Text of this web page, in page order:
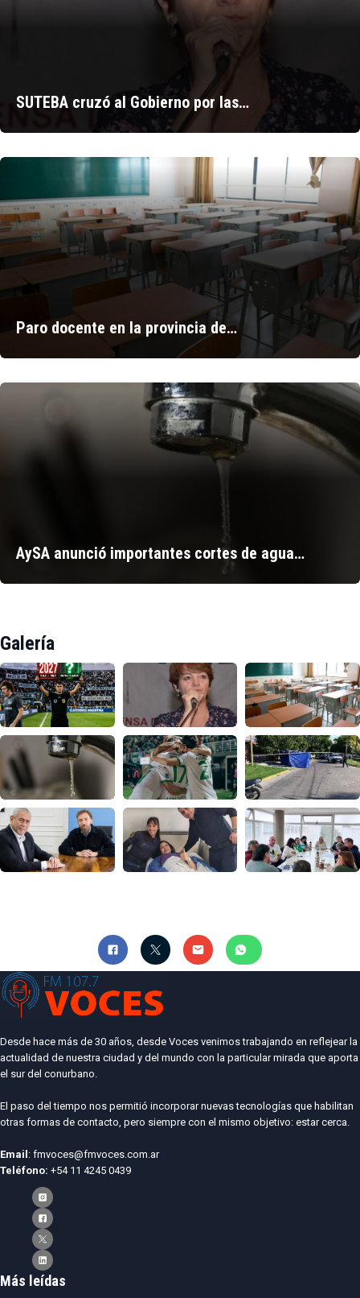
SUTEBA cruzó al Gobierno por las…
Paro docente en la provincia de…
AySA anunció importantes cortes de agua…
Galería
Desde hace más de 30 años, desde Voces venimos trabajando en reflejear la
actualidad de nuestra ciudad y del mundo con la particular mirada que aporta
el sur del conurbano.
El paso del tiempo nos permitió incorporar nuevas tecnologías que habilitan
otras formas de contacto, pero siempre con el mismo objetivo: estar cerca.
Email: fmvoces@fmvoces.com.ar
Teléfono: +54 11 4245 0439
Más leídas